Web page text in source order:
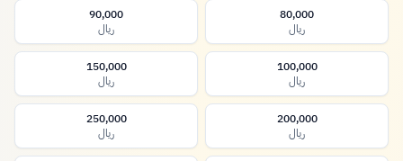
80,000
ريال
90,000
ريال
100,000
ريال
150,000
ريال
200,000
ريال
250,000
ريال